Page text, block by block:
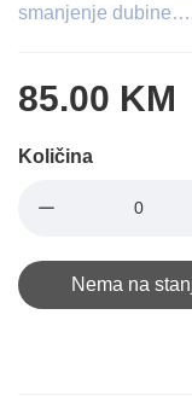
smanjenje dubine…
85.00 KM
Količina
Nema na